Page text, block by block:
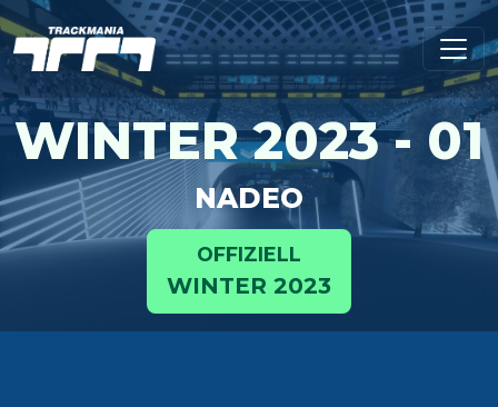
WINTER 2023 - 01
NADEO
OFFIZIELL
WINTER 2023